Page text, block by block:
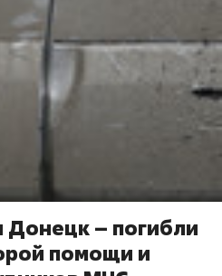
Донецк – погибли
помощи и